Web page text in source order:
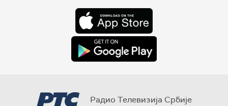
Радио Телевизија Србије